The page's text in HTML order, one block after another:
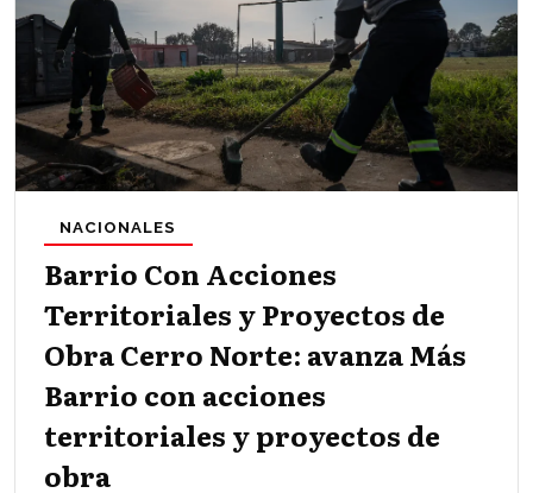
Barrio Con Acciones
Territoriales y Proyectos de
Obra Cerro Norte: avanza Más
Barrio con acciones
territoriales y proyectos de
obra
NACIONALES